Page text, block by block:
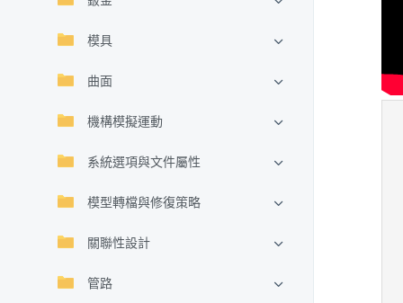
模具
曲面
機構模擬運動
系統選項與文件屬性
模型轉檔與修復策略
關聯性設計
管路